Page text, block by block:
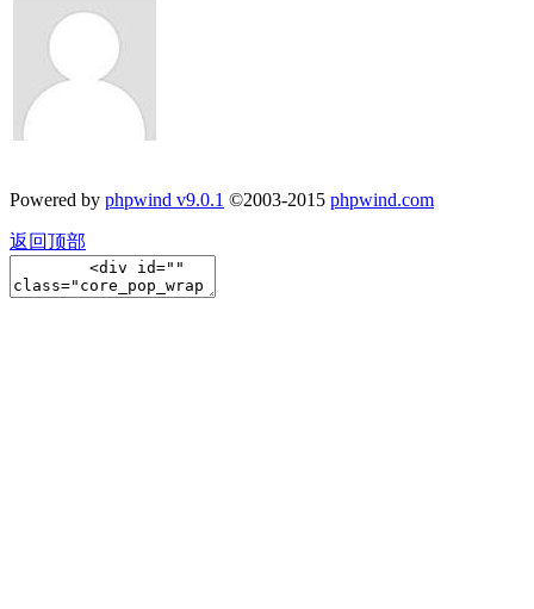
Powered by phpwind v9.0.1 ©2003-2015 phpwind.com
返回顶部